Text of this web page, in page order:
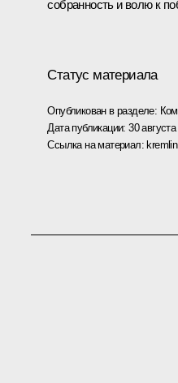
собранность и волю к
Статус материала
Опубликован в разделе:
Дата публикации:30
Ссылка на материал: